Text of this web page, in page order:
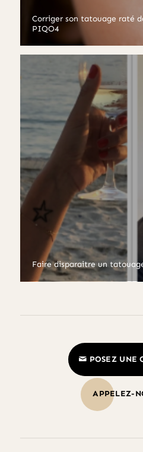
Corriger son tatouage raté
PIQO4
Faire disparaitre un
POSEZ UNE
APPELEZ-